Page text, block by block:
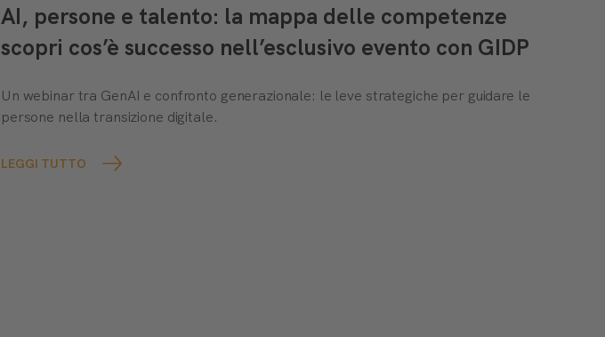
AI, persone e talento: la mappa delle competenze
scopri cos’è successo nell’esclusivo evento con GIDP
Un webinar tra GenAI e confronto generazionale: le leve strategiche per guidare le
persone nella transizione digitale.
LEGGI TUTTO